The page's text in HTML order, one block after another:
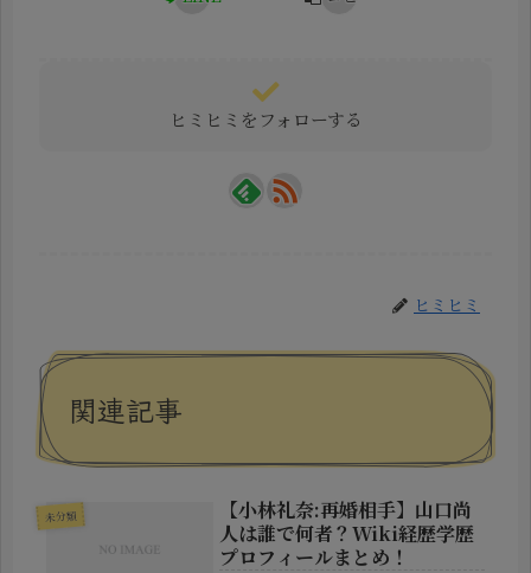
ヒミヒミをフォローする
ヒミヒミ
関連記事
未分類
【小林礼奈:再婚相手】山口尚
人は誰で何者？Wiki経歴学歴
プロフィールまとめ！